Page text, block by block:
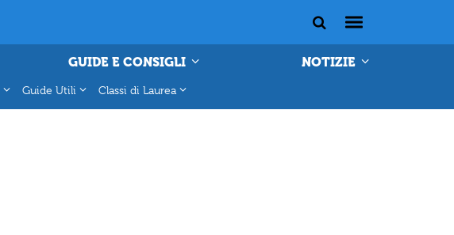
GUIDE E CONSIGLI
NOTIZIE
Guide Utili Classi di Laurea